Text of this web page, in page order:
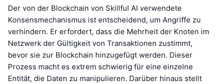
Der von der Blockchain von Skillful AI verwendete
Konsensmechanismus ist entscheidend, um Angriffe zu
verhindern. Er erfordert, dass die Mehrheit der Knoten im
Netzwerk der Gültigkeit von Transaktionen zustimmt,
bevor sie zur Blockchain hinzugefügt werden. Dieser
Prozess macht es extrem schwierig für eine einzelne
Entität, die Daten zu manipulieren. Darüber hinaus stellt